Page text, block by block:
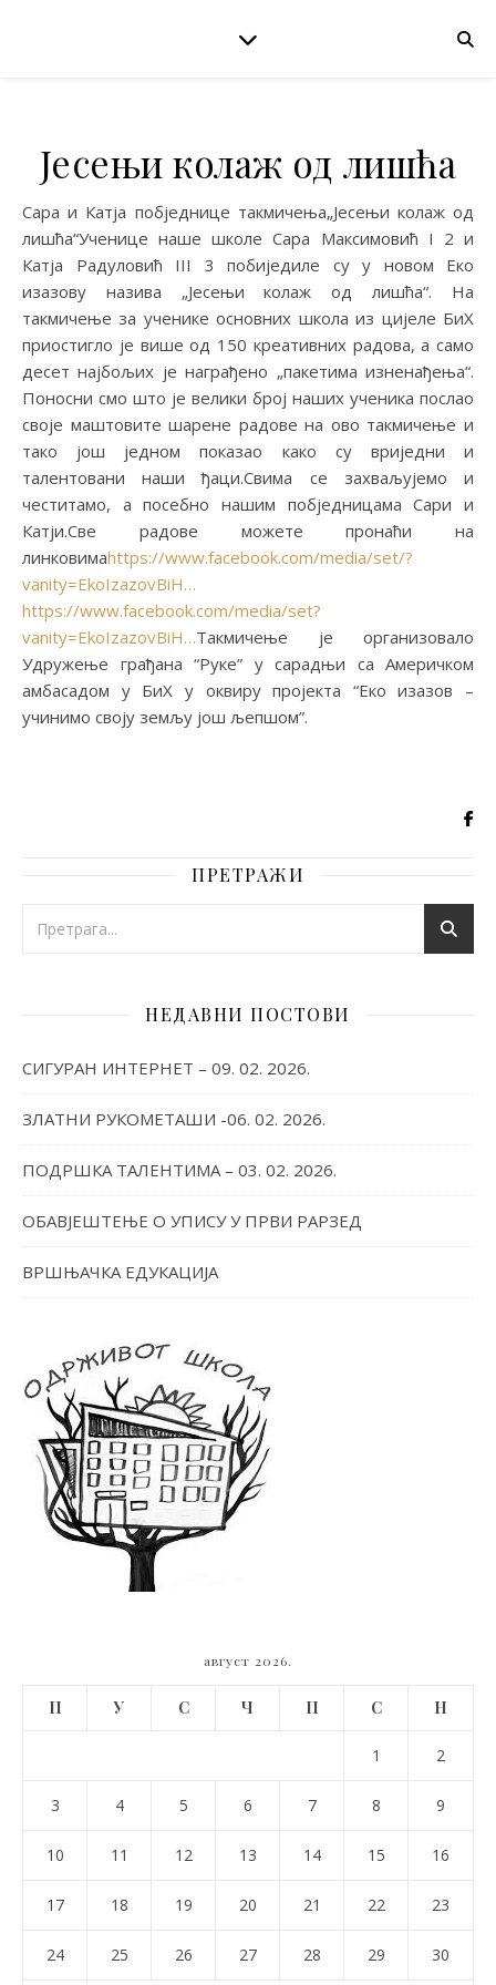
Јесењи колаж од лишћа
Сара и Катја побједнице такмичења„Јесењи колаж од
лишћа“Ученице наше школе Сара Mаксимовић I 2 и
Катја Радуловић III 3 побиједиле су у новом Еко
изазову назива „Јесењи колаж од лишћа“. На
такмичење за ученике основних школа из цијеле БиХ
приостигло је више од 150 креативних радова, а само
десет најбољих је награђено „пакетима изненађења“.
Поносни смо што је велики број наших ученика послао
своје маштовите шарене радове на ово такмичење и
тако још једном показао како су вриједни и
талентовани наши ђаци.Свима се захваљујемо и
честитамо, а посебно нашим побједницама Сари и
Катји.Све радове можете пронаћи на
линковимаhttps://www.facebook.com/media/set/?
vanity=EkoIzazovBiH…
https://www.facebook.com/media/set?
vanity=EkoIzazovBiH…Такмичење је организовало
Удружeњe грaђaнa “Рукe” у сaрaдњи сa Aмeричкoм
aмбaсaдoм у БиХ у оквиру прojeкта “Eкo изaзoв –
учинимo свojу зeмљу joш љeпшoм”.
ПРЕТРАЖИ
НЕДАВНИ ПОСТОВИ
СИГУРАН ИНТЕРНЕТ – 09. 02. 2026.
ЗЛАТНИ РУКОМЕТАШИ -06. 02. 2026.
ПОДРШКА ТАЛЕНТИМА – 03. 02. 2026.
ОБАВЈЕШТЕЊЕ О УПИСУ У ПРВИ РАРЗЕД
ВРШЊАЧКА ЕДУКАЦИЈА
август 2026.
П У С Ч П С Н
1 2
3 4 5 6 7 8 9
10 11 12 13 14 15 16
17 18 19 20 21 22 23
24 25 26 27 28 29 30